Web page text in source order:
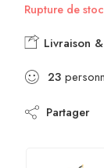
Rupture de
Livraison
23
Partager